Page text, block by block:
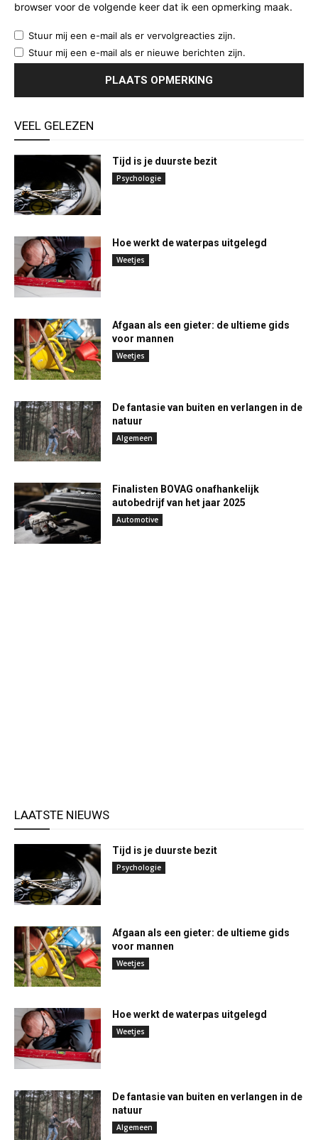
browser voor de volgende keer dat ik een opmerking maak.
Stuur mij een e-mail als er vervolgreacties zijn.
Stuur mij een e-mail als er nieuwe berichten zijn.
VEEL GELEZEN
Tijd is je duurste bezit
Psychologie
Hoe werkt de waterpas uitgelegd
Weetjes
Afgaan als een gieter: de ultieme gids
voor mannen
Weetjes
De fantasie van buiten en verlangen in de
natuur
Algemeen
Finalisten BOVAG onafhankelijk
autobedrijf van het jaar 2025
Automotive
LAATSTE NIEUWS
Tijd is je duurste bezit
Psychologie
Afgaan als een gieter: de ultieme gids
voor mannen
Weetjes
Hoe werkt de waterpas uitgelegd
Weetjes
De fantasie van buiten en verlangen in de
natuur
Algemeen